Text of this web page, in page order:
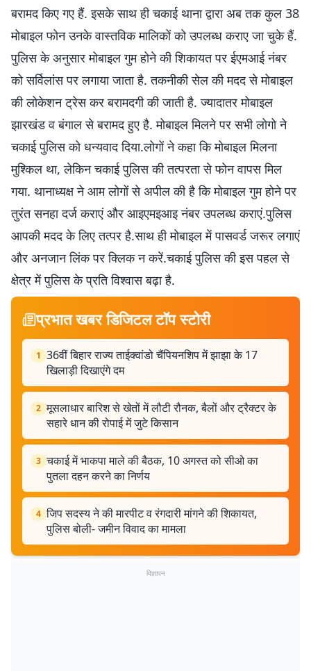
बरामद किए गए हैं. इसके साथ ही चकाई थाना द्वारा अब तक कुल 38
मोबाइल फोन उनके वास्तविक मालिकों को उपलब्ध कराए जा चुके हैं.
पुलिस के अनुसार मोबाइल गुम होने की शिकायत पर ईएमआई नंबर
को सर्विलांस पर लगाया जाता है. तकनीकी सेल की मदद से मोबाइल
की लोकेशन ट्रेस कर बरामदगी की जाती है. ज्यादातर मोबाइल
झारखंड व बंगाल से बरामद हुए है. मोबाइल मिलने पर सभी लोगो ने
चकाई पुलिस को धन्यवाद दिया.लोगों ने कहा कि मोबाइल मिलना
मुश्किल था, लेकिन चकाई पुलिस की तत्परता से फोन वापस मिल
गया. थानाध्यक्ष ने आम लोगों से अपील की है कि मोबाइल गुम होने पर
तुरंत सनहा दर्ज कराएं और आइएमइआइ नंबर उपलब्ध कराएं.पुलिस
आपकी मदद के लिए तत्पर है.साथ ही मोबाइल में पासवर्ड जरूर लगाएं
और अनजान लिंक पर क्लिक न करें.चकाई पुलिस की इस पहल से
क्षेत्र में पुलिस के प्रति विश्वास बढ़ा है.
प्रभात खबर डिजिटल टॉप स्टोरी
1 36वीं बिहार राज्य ताईक्वांडो चैंपियनशिप में झाझा के 17
खिलाड़ी दिखाएंगे दम
2 मूसलाधार बारिश से खेतों में लौटी रौनक, बैलों और ट्रैक्टर के
सहारे धान की रोपाई में जुटे किसान
3 चकाई में भाकपा माले की बैठक, 10 अगस्त को सीओ का
पुतला दहन करने का निर्णय
4 जिप सदस्य ने की मारपीट व रंगदारी मांगने की शिकायत,
पुलिस बोली- जमीन विवाद का मामला
विज्ञापन